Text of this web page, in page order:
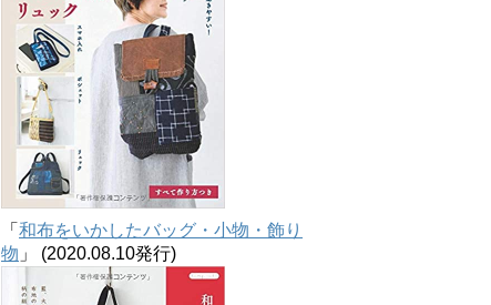
「 和布をいかしたバッグ・小物・飾り
物 」 (2020.08.10発行)